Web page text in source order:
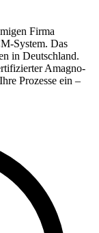
Firma
System. Das
in Deutschland.
Amagno-
Prozesse ein –